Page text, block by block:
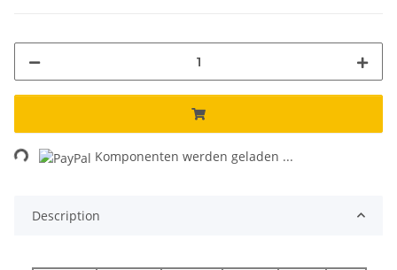
Komponenten werden geladen ...
Description